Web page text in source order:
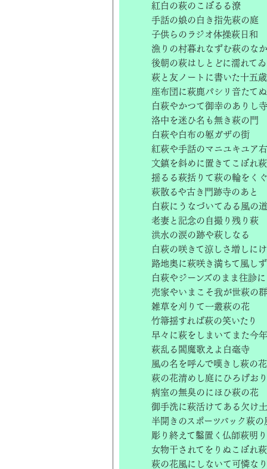
紅白の萩のこぼるる潦
手話の娘の白き指先萩の庭
子供らのラジオ体操萩日和
漁りの村暮れなずむ萩のなか
後朝の萩はしとどに濡れて
萩と友ノートに書いた十五歳
座布団に萩鹿パシリ音たてぬ
白萩やかつて御幸のありし寺
洛中を迷ひ名も無き萩の門
白萩や白布の躯ガザの街
紅萩や手話のマニユキユア
文鎮を斜めに置きてこぼれ萩
揺るる萩括りて萩の輪をく
萩散るや古き門跡寺のあと
白萩にうなづいてゐる風の道
老妻と記念の自撮り残り萩
洪水の涙の跡や萩しなる
白萩の咲きて涼しさ増しに
路地奥に萩咲き満ちて風し
白萩やジーンズのまま往診に
売家やいまこそ我が世萩の
雑草を刈りて一叢萩の花
竹箒揺すれば萩の笑いたり
早々に萩をしまいてまた今年
萩乱る閻魔歌えよ白毫寺
風の名を呼んで嘆きし萩の花
萩の花清めし庭にひろげおり
病室の無臭のにほひ萩の花
御手洗に萩活けてある欠け
半開きのスポーツバック萩の
彫り終えて鑿置く仏師萩明り
女物干されてをりぬこぼれ萩
萩の花風にしないて可憐なり